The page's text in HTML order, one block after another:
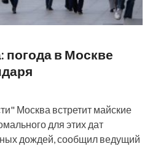
погода в Москве
Москва встретит майские
для этих дат
дождей, сообщил ведущий